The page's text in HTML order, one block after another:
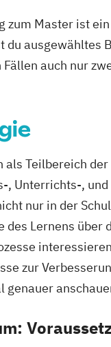
zum Master ist
auch nur
Teilbereich
Unterrichts-,
nur in der
Lernens
zur
genauer